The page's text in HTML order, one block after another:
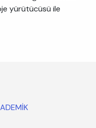
yürütücüsü ile